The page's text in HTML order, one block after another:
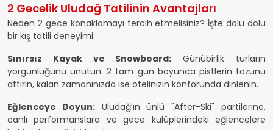
2 Gecelik Uludağ Tatilinin Avantajları
Neden 2 gece konaklamayı tercih etmelisiniz? İşte dolu dolu
bir kış tatili deneyimi:
Sınırsız Kayak ve Snowboard: Günübirlik turların
yorgunluğunu unutun. 2 tam gün boyunca pistlerin tozunu
attırın, kalan zamanınızda ise otelinizin konforunda dinlenin.
Eğlenceye Doyun:Uludağ’ın ünlü "After-Ski" partilerine,
canlı performanslara ve gece kulüplerindeki eğlencelere